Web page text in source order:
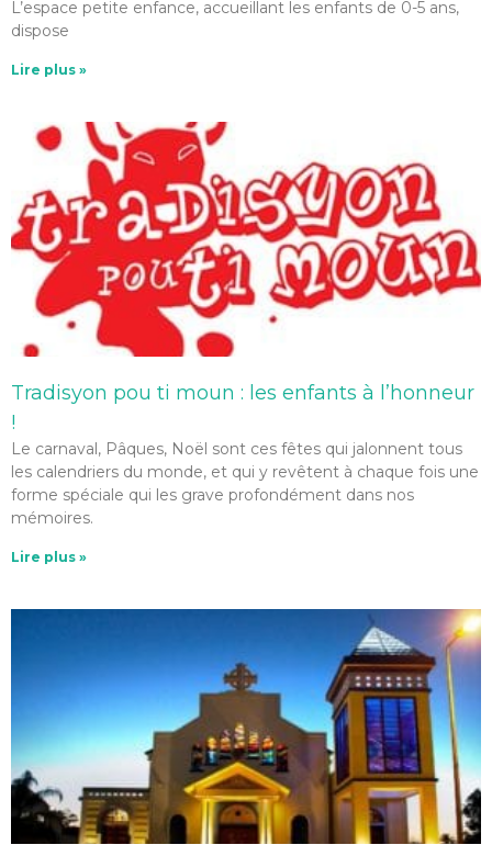
L’espace petite enfance, accueillant les enfants de 0-5 ans,
dispose
Lire plus »
Tradisyon pou ti moun : les enfants à l’honneur
!
Le carnaval, Pâques, Noël sont ces fêtes qui jalonnent tous
les calendriers du monde, et qui y revêtent à chaque fois une
forme spéciale qui les grave profondément dans nos
mémoires.
Lire plus »